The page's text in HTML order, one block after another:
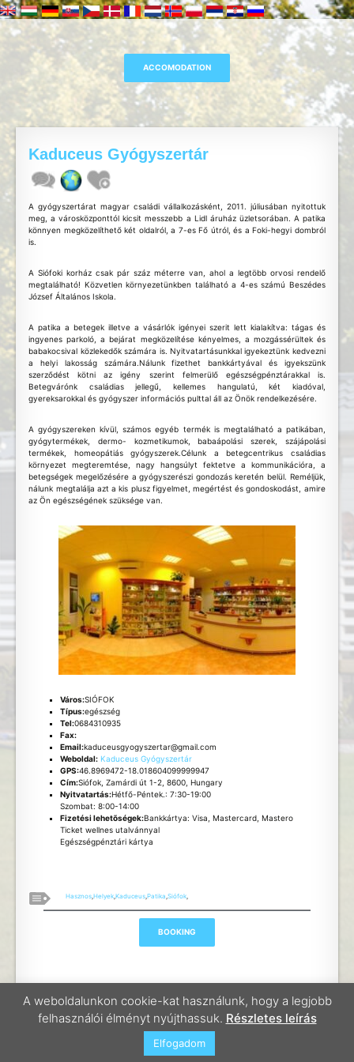
Kaduceus Gyógyszertár
A gyógyszertárat magyar családi vállalkozásként, 2011. júliusában nyitottuk
meg, a városközponttól kicsit messzebb a Lidl áruház üzletsorában. A patika
könnyen megközelíthető két oldalról, a 7-es Fő útról, és a Foki-hegyi dombról
is.
A Siófoki korház csak pár száz méterre van, ahol a legtöbb orvosi rendelő
megtalálható! Közvetlen környezetünkben található a 4-es számú Beszédes
József Általános Iskola.
A patika a betegek illetve a vásárlók igényei szerit lett kialakítva: tágas és
ingyenes parkoló, a bejárat megközelítése kényelmes, a mozgássérültek és
babakocsival közlekedők számára is. Nyitvatartásunkkal igyekeztünk kedvezni
a helyi lakosság számára.Nálunk fizethet bankkártyával és igyekszünk
szerződést kötni az igény szerint felmerülő egészségpénztárakkal is.
Betegvárónk családias jellegű, kellemes hangulatú, két kiadóval,
gyereksarokkal és gyógyszer információs pulttal áll az Önök rendelkezésére.
A gyógyszereken kívül, számos egyéb termék is megtalálható a patikában,
gyógytermékek, dermo- kozmetikumok, babaápolási szerek, szájápolási
termékek, homeopátiás gyógyszerek.Célunk a betegcentrikus családias
környezet megteremtése, nagy hangsúlyt fektetve a kommunikációra, a
betegségek megelőzésére a gyógyszerészi gondozás keretén belül. Reméljük,
nálunk megtalálja azt a kis plusz figyelmet, megértést és gondoskodást, amire
az Ön egészségének szüksége van.
Város:SIÓFOK
Típus:egészség
Tel:0684310935
Fax:
Email:kaduceusgyogyszertar@gmail.com
Weboldal: Kaduceus Gyógyszertár
GPS:46.8969472-18.018604099999947
Cím:Siófok, Zamárdi út 1-2, 8600, Hungary
Nyitvatartás:Hétfő-Péntek.: 7:30-19:00
Szombat: 8:00-14:00
Fizetési lehetõségek:Bankkártya: Visa, Mastercard, Mastero
Ticket wellnes utalvánnyal
Egészségpénztári kártya
Hasznos,Helyek,Kaduceus,Patika,Siófok,
A weboldalunkon cookie-kat használunk, hogy a legjobb
felhasználói élményt nyújthassuk. Részletes leírás
Elfogadom